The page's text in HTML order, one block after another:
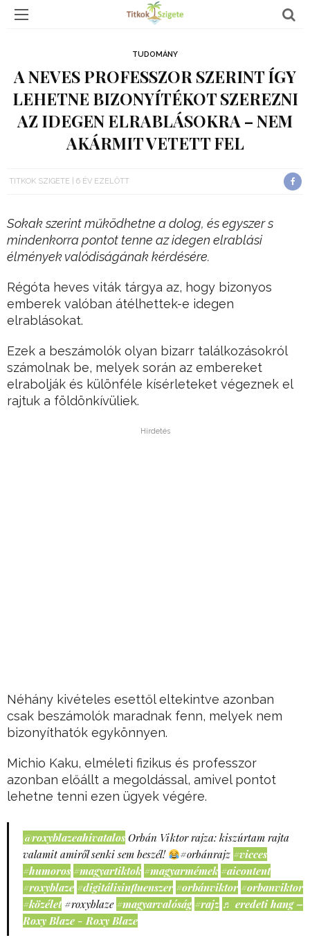
TUDOMÁNY
A NEVES PROFESSZOR SZERINT ÍGY
LEHETNE BIZONYÍTÉKOT SZEREZNI
AZ IDEGEN ELRABLÁSOKRA – NEM
AKÁRMIT VETETT FEL
TITKOK SZIGETE 6 ÉV EZELŐTT
Sokak szerint működhetne a dolog, és egyszer s
mindenkorra pontot tenne az idegen elrablási
élmények valódiságának kérdésére.
Régóta heves viták tárgya az, hogy bizonyos
emberek valóban átélhettek-e idegen
elrablásokat.
Ezek a beszámolók olyan bizarr találkozásokról
számolnak be, melyek során az embereket
elrabolják és különféle kísérleteket végeznek el
rajtuk a földönkívüliek.
Hirdetés
Néhány kivételes esettől eltekintve azonban
csak beszámolók maradnak fenn, melyek nem
bizonyíthatók egykönnyen.
Michio Kaku, elméleti fizikus és professzor
azonban előállt a megoldással, amivel pontot
lehetne tenni ezen ügyek végére.
@roxyblazeahivatalos Orbán Viktor rajza: kiszúrtam rajta
valamit amiről senki sem beszél!
#orbánrajz #vicces
#humoros #magyartiktok #magyarmémek #aicontent
#roxyblaze #digitálisinfluenszer #orbánviktor #orbanviktor
#közélet #roxyblaze #magyarvalóság #rajz ♬ eredeti hang –
Roxy Blaze - Roxy Blaze